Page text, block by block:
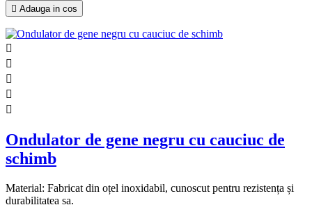
 Adauga in cos





Ondulator de gene negru cu cauciuc de
schimb
Material: Fabricat din oțel inoxidabil, cunoscut pentru rezistența și
durabilitatea sa.